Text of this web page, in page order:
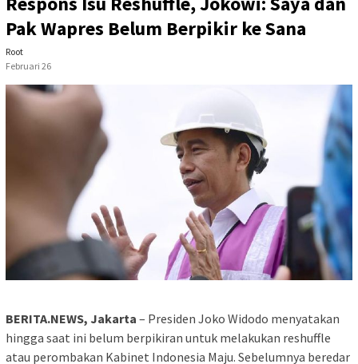
Pak Wapres Belum Berpikir ke Sana
Root
Februari 26
BERITA.NEWS, Jakarta – Presiden Joko Widodo menyatakan
hingga saat ini belum berpikiran untuk melakukan reshuffle
atau perombakan Kabinet Indonesia Maju. Sebelumnya beredar